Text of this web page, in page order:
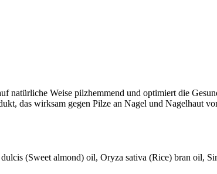
natürliche Weise pilzhemmend und optimiert die
das wirksam gegen Pilze an Nagel und Nagelhaut
(Sweet almond) oil, Oryza sativa (Rice) bran oil,